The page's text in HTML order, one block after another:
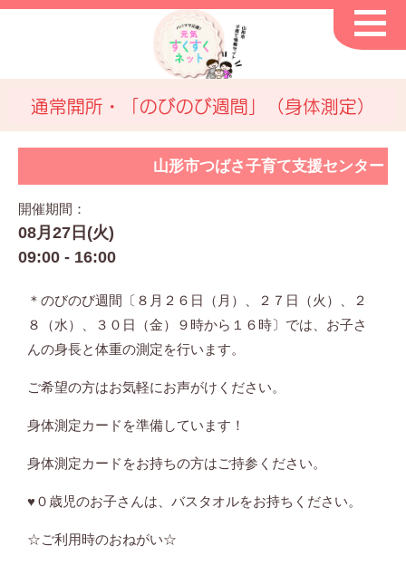
通常開所・「のびのび週間」（身体測定）
山形市つばさ子育て支援センター
開催期間：
08月27日(火)
09:00 - 16:00
＊のびのび週間〔８月２６日（月）、２７日（火）、２
８（水）、３０日（金）９時から１６時〕では、お子さ
んの身長と体重の測定を行います。
ご希望の方はお気軽にお声がけください。
身体測定カードを準備しています！
身体測定カードをお持ちの方はご持参ください。
♥０歳児のお子さんは、バスタオルをお持ちください。
☆ご利用時のおねがい☆